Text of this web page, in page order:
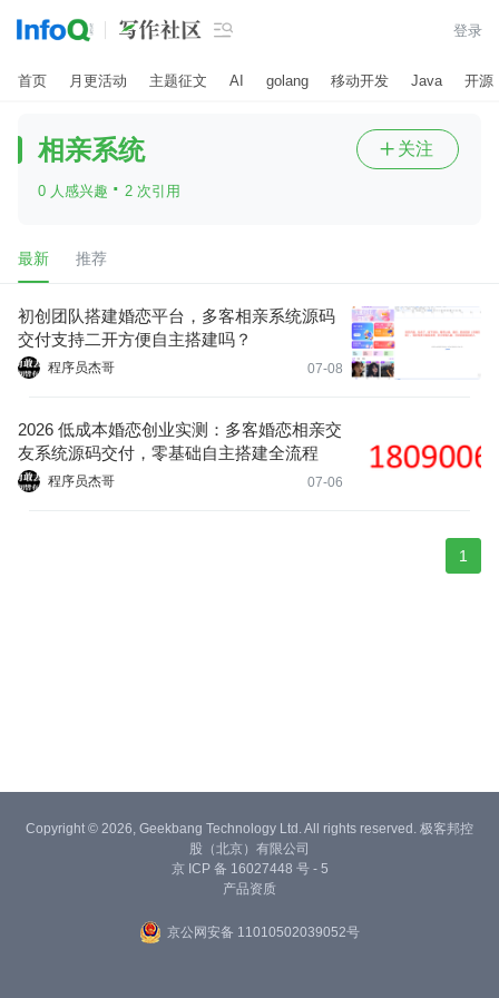
 登录
首页 月更活动 主题征文 AI golang 移动开发 Java 开源
相亲系统
0 人感兴趣 · 2 次引用
 关注
最新 推荐
初创团队搭建婚恋平台，多客相亲系统源码
交付支持二开方便自主搭建吗？
程序员杰哥 07-08
2026 低成本婚恋创业实测：多客婚恋相亲交
友系统源码交付，零基础自主搭建全流程
程序员杰哥 07-06
1
Copyright © 2026, Geekbang Technology Ltd. All rights reserved. 极客邦控
股（北京）有限公司
京 ICP 备 16027448 号 - 5
产品资质
京公网安备 11010502039052号